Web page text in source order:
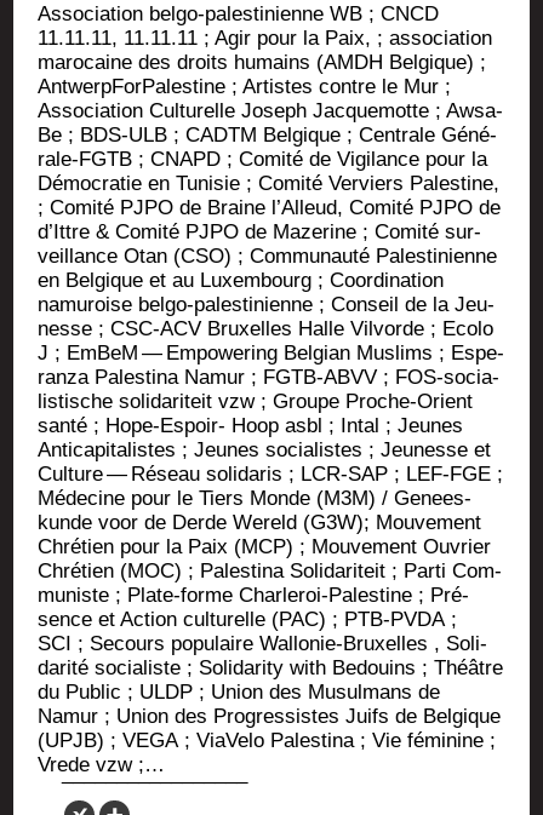
Asso­cia­tion bel­go-pales­ti­nienne WB ; CNCD
11.11.11, 11.11.11 ; Agir pour la Paix, ; asso­cia­tion
maro­caine des droits humains (AMDH Bel­gique) ;
Ant­werp­For­Pa­les­tine ; Artistes contre le Mur ;
Asso­cia­tion Cultu­relle Joseph Jac­que­motte ; Awsa-
Be ; BDS-ULB ; CADTM Bel­gique ; Cen­trale Géné­
rale-FGTB ; CNAPD ; Comi­té de Vigi­lance pour la
Démo­cra­tie en Tuni­sie ; Comi­té Ver­viers Pales­tine,
; Comi­té PJPO de Braine l’Al­leud, Comi­té PJPO de
d’Ittre & Comi­té PJPO de Maze­rine ; Comi­té sur­
veillance Otan (CSO) ; Com­mu­nau­té Pales­ti­nienne
en Bel­gique et au Luxem­bourg ; Coor­di­na­tion
namu­roise bel­go-pales­ti­nienne ; Conseil de la Jeu­
nesse ; CSC-ACV Bruxelles Halle Vil­vorde ; Eco­lo
J ; EmBeM — Empo­we­ring Bel­gian Mus­lims ; Espe­
ran­za Pales­ti­na Namur ; FGTB-ABVV ; FOS-socia­
lis­tische soli­da­ri­teit vzw ; Groupe Proche-Orient
san­té ; Hope-Espoir- Hoop asbl ; Intal ; Jeunes
Anti­ca­pi­ta­listes ; Jeunes socia­listes ; Jeu­nesse et
Culture — Réseau soli­da­ris ; LCR-SAP ; LEF-FGE ;
Méde­cine pour le Tiers Monde (M3M) / Genees­
kunde voor de Derde Wereld (G3W); Mou­ve­ment
Chré­tien pour la Paix (MCP) ; Mou­ve­ment Ouvrier
Chré­tien (MOC) ; Pales­ti­na Soli­da­ri­teit ; Par­ti Com­
mu­niste ; Plate-forme Char­le­roi-Pales­tine ; Pré­
sence et Action cultu­relle (PAC) ; PTB-PVDA ;
SCI ; Secours popu­laire Wal­lo­nie-Bruxelles , Soli­
da­ri­té socia­liste ; Soli­da­ri­ty with Bedouins ; Théâtre
du Public ; ULDP ; Union des Musul­mans de
Namur ; Union des Pro­gres­sistes Juifs de Bel­gique
(UPJB) ; VEGA ; Via­Ve­lo Pales­ti­na ; Vie fémi­nine ;
Vrede vzw ;…